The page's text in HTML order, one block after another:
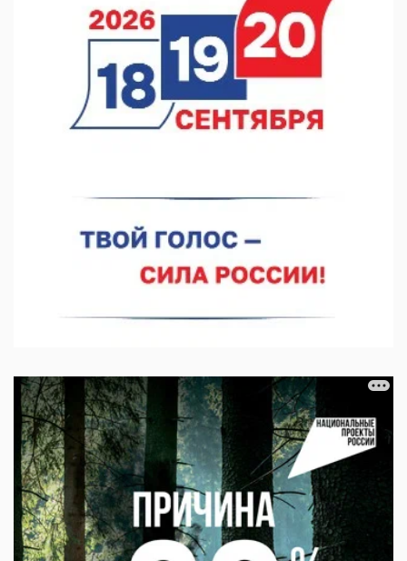
07.08.2026 12:04
В Нижегородской области созданы четыре ММЦ
07.08.2026 11:46